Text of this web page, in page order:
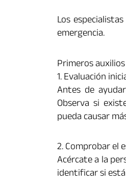
Los
emergencia.
Primeros
1. Evaluación
Antes de
Observa si
pueda causar
2. Comprobar el
Acércate a la
identificar si